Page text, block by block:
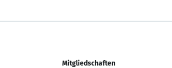
Mitgliedschaften